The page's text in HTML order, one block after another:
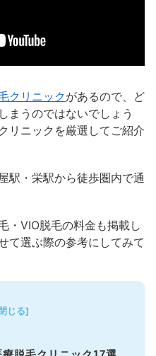
クリニックがあるので、ど
まうのではないでしょう
リニックを厳選してご紹介
駅・栄駅から徒歩圏内で通
・VIO脱毛の料金も掲載し
て選ぶ際の参考にしてみて